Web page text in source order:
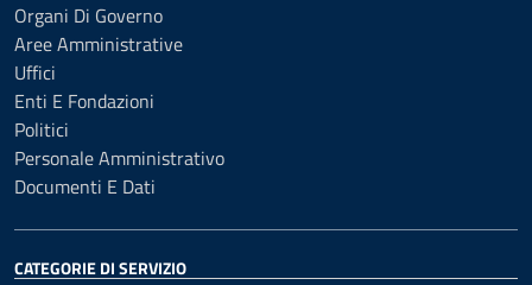
Organi Di Governo
Aree Amministrative
Uffici
Enti E Fondazioni
Politici
Personale Amministrativo
Documenti E Dati
CATEGORIE DI SERVIZIO